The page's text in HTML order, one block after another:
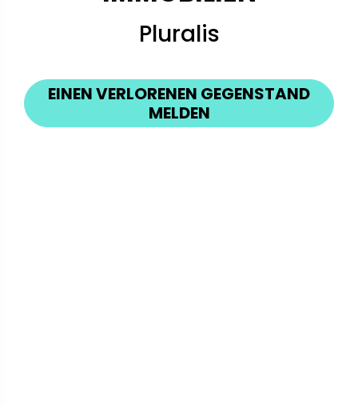
Pluralis
EINEN VERLORENEN GEGENSTAND
MELDEN